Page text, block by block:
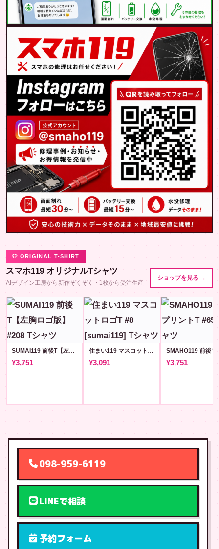
👕 ORIGINAL T-SHIRT
スマホ119 オリジナルTシャツ
AIデザイン工房から新作ぞくぞく・1枚から受注生産
ショップを見る →
SUMAI119 前後T【左胸ロゴ版】#208
¥3,751
住まい119 マスコットロゴT #8 [sumai119]
¥3,091 ¥3,751
098-959-6119
LINEで相談
予約フォーム